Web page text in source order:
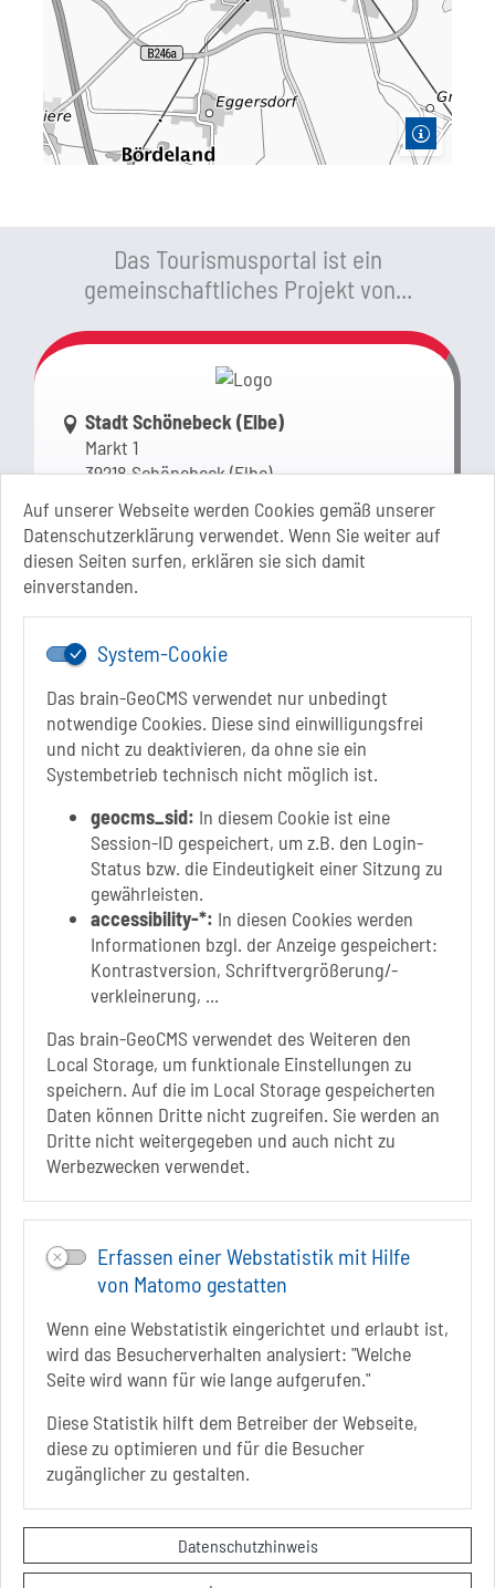
Auf unserer Webseite werden Cookies gemäß unserer
Datenschutzerklärung verwendet. Wenn Sie weiter auf
diesen Seiten surfen, erklären sie sich damit
einverstanden.
System-Cookie
Das brain-GeoCMS verwendet nur unbedingt
notwendige Cookies. Diese sind einwilligungsfrei
und nicht zu deaktivieren, da ohne sie ein
Systembetrieb technisch nicht möglich ist.
geocms_sid: In diesem Cookie ist eine
Session-ID gespeichert, um z.B. den Login-
Status bzw. die Eindeutigkeit einer Sitzung zu
gewährleisten.
accessibility-*: In diesen Cookies werden
Informationen bzgl. der Anzeige gespeichert:
Kontrastversion, Schriftvergrößerung/-
verkleinerung, ...
Das brain-GeoCMS verwendet des Weiteren den
Local Storage, um funktionale Einstellungen zu
speichern. Auf die im Local Storage gespeicherten
Daten können Dritte nicht zugreifen. Sie werden an
Dritte nicht weitergegeben und auch nicht zu
Werbezwecken verwendet.
Erfassen einer Webstatistik mit Hilfe
von Matomo gestatten
Wenn eine Webstatistik eingerichtet und erlaubt ist,
wird das Besucherverhalten analysiert: "Welche
Seite wird wann für wie lange aufgerufen."
Diese Statistik hilft dem Betreiber der Webseite,
diese zu optimieren und für die Besucher
zugänglicher zu gestalten.
Datenschutzhinweis
Das Tourismusportal ist ein
gemeinschaftliches Projekt von...
Link zur Google-Maps Navigation
Stadt Schönebeck (Elbe)
Markt 1
39218 Schönebeck (Elbe)
Sachsen-Anhalt
+49 3928 710-0
+49 3928 710-199
stadt.sbk[at]schoenebeck-elbe.de
www.schoenebeck.de
Mo.: 13 Uhr - 15 Uhr
Di.: 9 Uhr - 11.30 Uhr
13 Uhr - 18 Uhr
Do.: 9 Uhr - 11.30 Uhr
Fr.: nach Vereinbarung
FACEBOOK
INSTAGRAM
Link zur Google-Maps Navigation
SOLEPARK Schönebeck/Bad Salzelmen
Eigenbetrieb der Stadt Schönebeck (Elbe)
Badepark 1
39218 Schönebeck (Elbe)
+49 3928 7055-0
info[at]solepark.de
www.visitschoenebeck.de
Infos zur Barrierefreiheit
Sie befinden sich hier Startseite
informiert
Veranstaltungen
Datenschutzerklärung